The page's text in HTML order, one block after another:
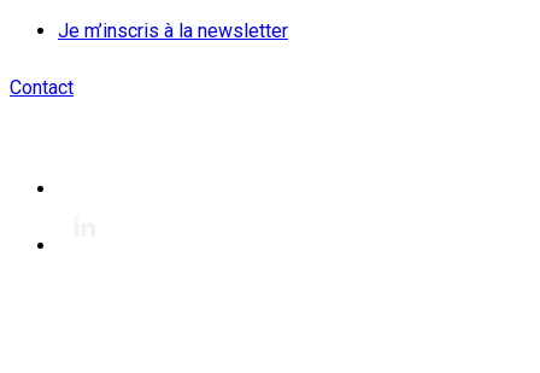
Je m’inscris à la newsletter
Contact